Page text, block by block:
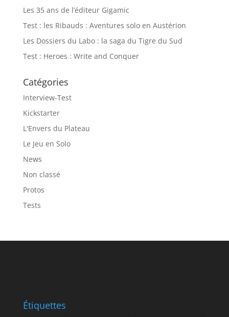
Les 35 ans de l’éditeur Gigamic
Test : les Ribauds : Aventures solo en Austérion
Les Dossiers du Labo : la saga du Tigre du Sud
Test : Heroes : Write and Conquer
Catégories
Interview-Test
Kickstarter
L'Envers du Plateau
Le Jeu en Solo
News
Non classé
Protos
Tests
Étiquettes